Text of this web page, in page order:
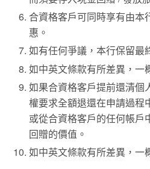
合資格客戶可同時享有由本
惠。
如有任何爭議，本行保留最
如中英文條款有所差異，一
如果合資格客戶提前還清個
權要求全額退還在申請過程
或從合資格客戶的任何帳戶
回贈的價值。
如中英文條款有所差異，一